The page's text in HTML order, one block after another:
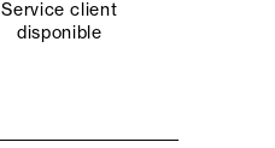
Service client
disponible